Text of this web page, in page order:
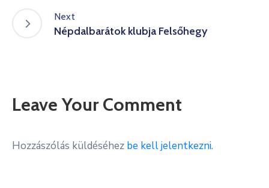
Next
Népdalbarátok klubja Felsőhegy
Leave Your Comment
Hozzászólás küldéséhez be kell jelentkezni.